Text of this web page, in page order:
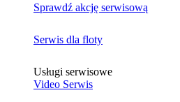
Sprawdź akcję serwisową
Serwis dla floty
Usługi serwisowe
Video Serwis